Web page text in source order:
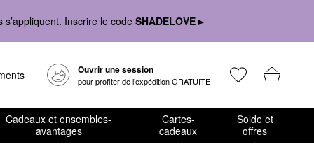
Inscrire le code SHADELOVE ▸
Ouvrir une session
pour profiter de l’expédition GRATUITE
Cadeaux et ensembles-
avantages
Cartes-
cadeaux
Solde et
offres